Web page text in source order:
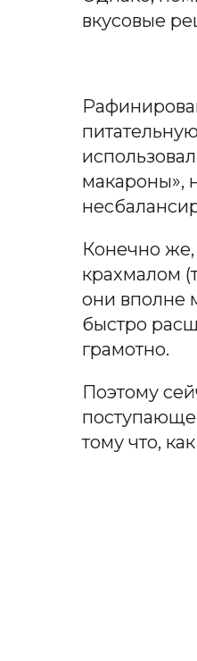
вкусовые
макароны»,
Конечно же,
крахмалом
они вполне
быстро
грамотно.
Поэтому
тому что,